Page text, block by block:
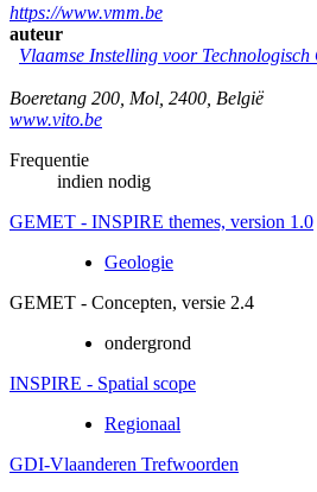
https://www.vmm.be
auteur
Vlaamse Instelling voor
Boeretang 200 Mol 2400 België
www.vito.be
Frequentie
indien nodig
GEMET - INSPIRE themes, version 1.0
Geologie
GEMET - Concepten, versie 2.4
ondergrond
INSPIRE - Spatial scope
Regionaal
GDI-Vlaanderen Trefwoorden